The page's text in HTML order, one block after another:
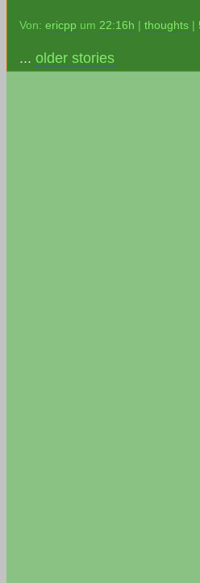
Von: ericpp um 22:16h thoughts
... older stories